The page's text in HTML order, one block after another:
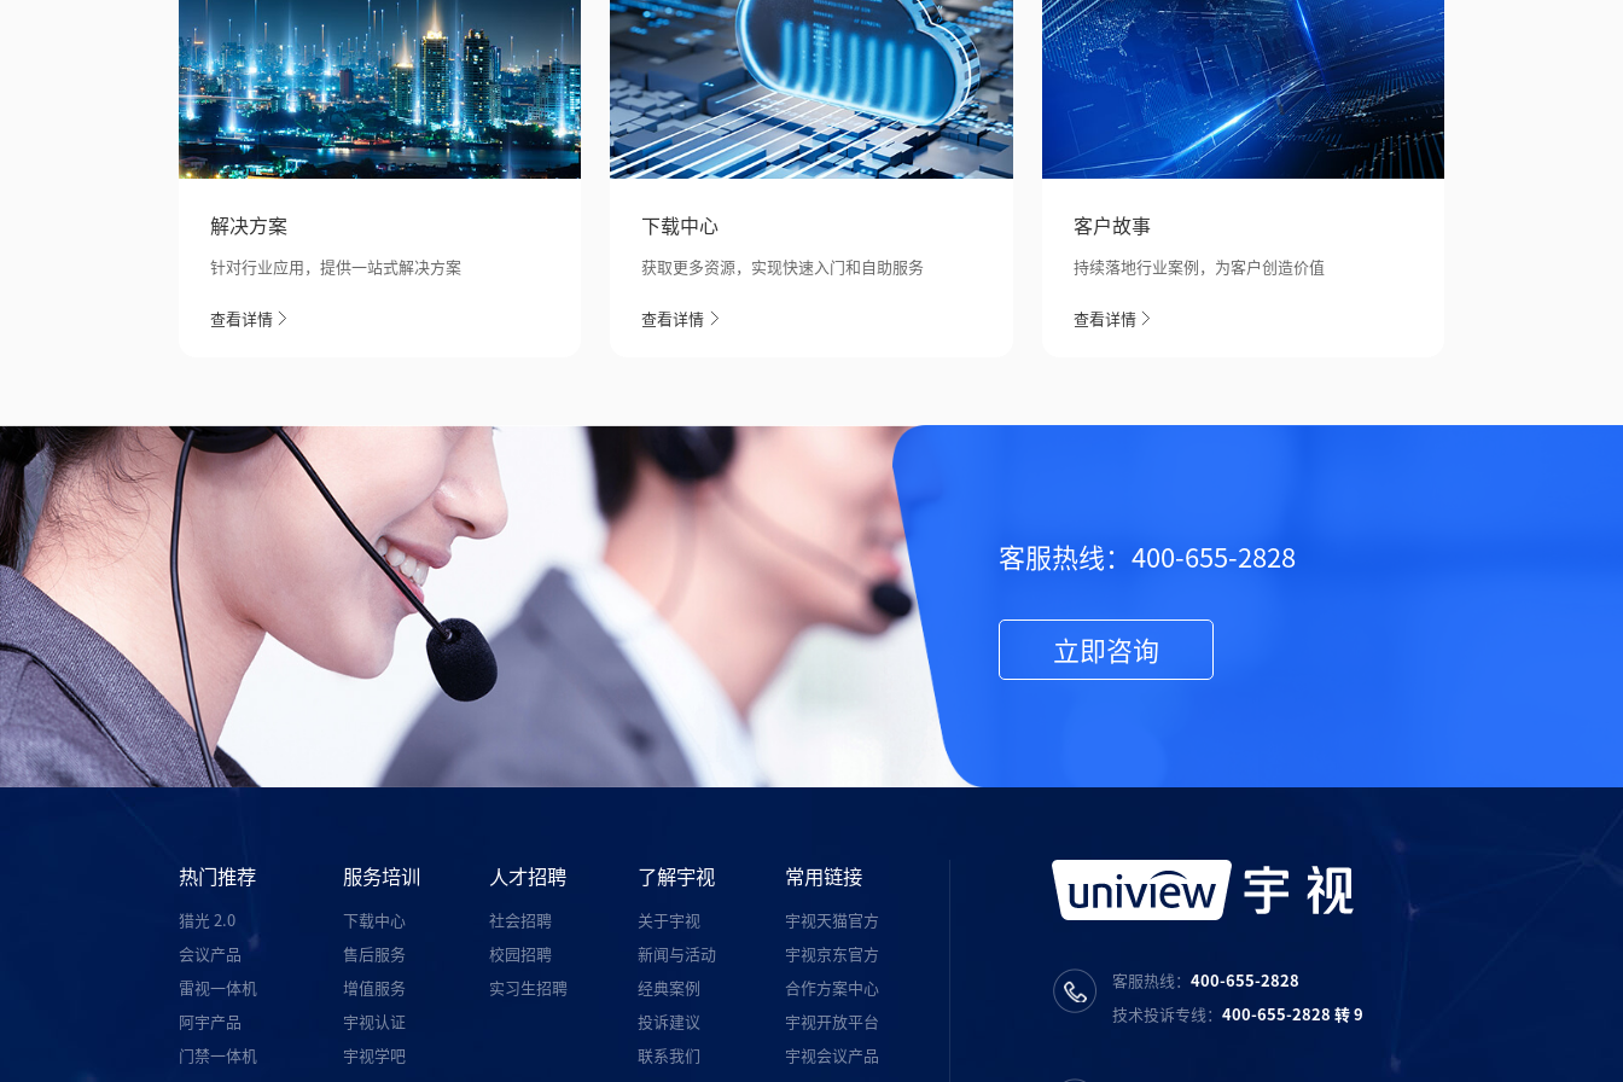
解决方案
针对行业应用，提供一站式解决方案
查看详情
下载中心
获取更多资源，实现快速入门和自助服务
查看详情
客户故事
持续落地行业案例，为客户创造价值
查看详情
客服热线：400-655-2828
立即咨询
热门推荐
猎光 2.0
会议产品
雷视一体机
阿宇产品
门禁一体机
服务培训
下载中心
售后服务
增值服务
宇视认证
宇视学吧
人才招聘
社会招聘
校园招聘
实习生招聘
了解宇视
关于宇视
新闻与活动
经典案例
投诉建议
联系我们
常用链接
宇视天猫官方
宇视京东官方
合作方案中心
宇视开放平台
宇视会议产品
客服热线：400-655-2828
技术投诉专线：400-655-2828 转 9